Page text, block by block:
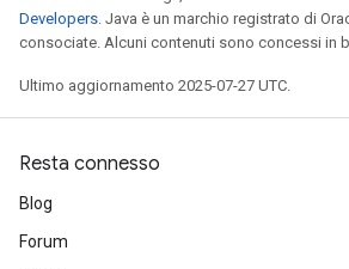
Developers. Java è un marchio registrato di
consociate. Alcuni contenuti sono concessi in
Ultimo aggiornamento 2025-07-27 UTC.
Resta connesso
Blog
Forum